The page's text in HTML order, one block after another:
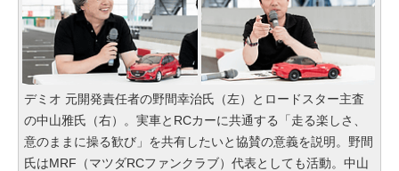
デミオ 元開発責任者の野間幸治氏（左）とロードスター主査
の中山雅氏（右）。実車とRCカーに共通する「走る楽しさ、
意のままに操る歓び」を共有したいと協賛の意義を説明。野間
氏はMRF（マツダRCファンクラブ）代表としても活動。中山